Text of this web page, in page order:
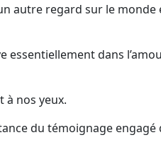
autre regard sur le monde
dans
à nos yeux.
du témoignage engagé